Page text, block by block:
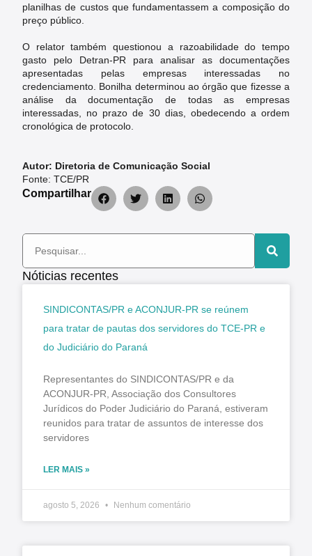
planilhas de custos que fundamentassem a composição do
preço público.
O relator também questionou a razoabilidade do tempo
gasto pelo Detran-PR para analisar as documentações
apresentadas pelas empresas interessadas no
credenciamento. Bonilha determinou ao órgão que fizesse a
análise da documentação de todas as empresas
interessadas, no prazo de 30 dias, obedecendo a ordem
cronológica de protocolo.
Autor: Diretoria de Comunicação Social
Fonte: TCE/PR
Compartilhar
Nóticias recentes
SINDICONTAS/PR e ACONJUR-PR se reúnem
para tratar de pautas dos servidores do TCE-PR e
do Judiciário do Paraná
Representantes do SINDICONTAS/PR e da
ACONJUR-PR, Associação dos Consultores
Jurídicos do Poder Judiciário do Paraná, estiveram
reunidos para tratar de assuntos de interesse dos
servidores
LER MAIS »
agosto 5, 2026 Nenhum comentário